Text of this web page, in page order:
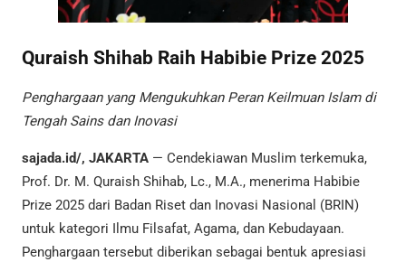
Quraish Shihab Raih Habibie Prize 2025
Penghargaan yang Mengukuhkan Peran Keilmuan Islam di
Tengah Sains dan Inovasi
sajada.id/, JAKARTA — Cendekiawan Muslim terkemuka,
Prof. Dr. M. Quraish Shihab, Lc., M.A., menerima Habibie
Prize 2025 dari Badan Riset dan Inovasi Nasional (BRIN)
untuk kategori Ilmu Filsafat, Agama, dan Kebudayaan.
Penghargaan tersebut diberikan sebagai bentuk apresiasi